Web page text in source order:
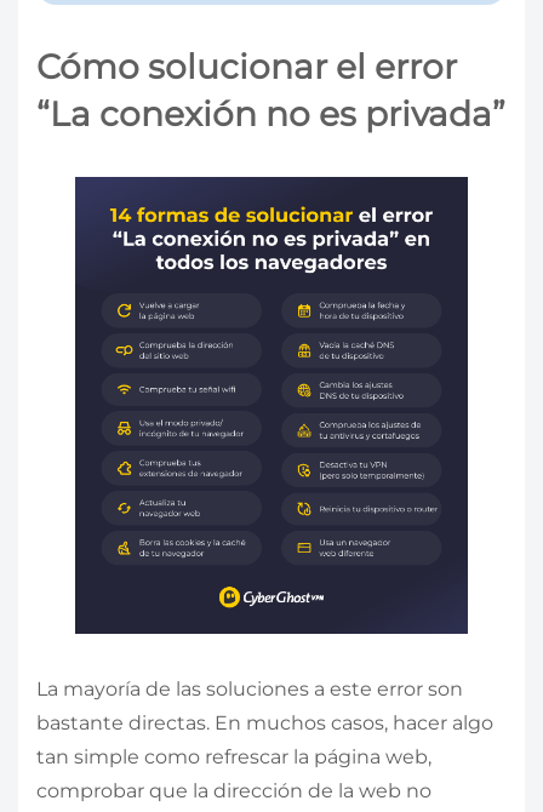
Cómo solucionar el error
“La conexión no es privada”
La mayoría de las soluciones a este error son
bastante directas. En muchos casos, hacer algo
tan simple como refrescar la página web,
comprobar que la dirección de la web no